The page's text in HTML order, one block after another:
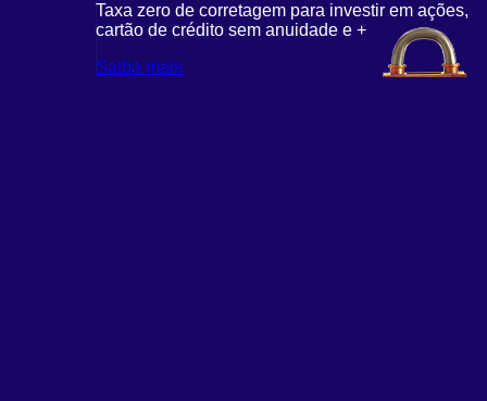
Taxa zero de corretagem para investir em ações,
cartão de crédito sem anuidade e +
Saiba mais